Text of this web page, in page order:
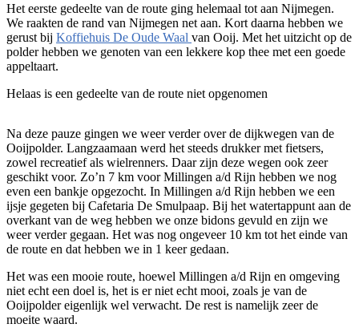
Het eerste gedeelte van de route ging helemaal tot aan Nijmegen.
We raakten de rand van Nijmegen net aan. Kort daarna hebben we
gerust bij Koffiehuis De Oude Waal van Ooij. Met het uitzicht op de
polder hebben we genoten van een lekkere kop thee met een goede
appeltaart.
Helaas is een gedeelte van de route niet opgenomen
Na deze pauze gingen we weer verder over de dijkwegen van de
Ooijpolder. Langzaamaan werd het steeds drukker met fietsers,
zowel recreatief als wielrenners. Daar zijn deze wegen ook zeer
geschikt voor. Zo’n 7 km voor Millingen a/d Rijn hebben we nog
even een bankje opgezocht. In Millingen a/d Rijn hebben we een
ijsje gegeten bij Cafetaria De Smulpaap. Bij het watertappunt aan de
overkant van de weg hebben we onze bidons gevuld en zijn we
weer verder gegaan. Het was nog ongeveer 10 km tot het einde van
de route en dat hebben we in 1 keer gedaan.
Het was een mooie route, hoewel Millingen a/d Rijn en omgeving
niet echt een doel is, het is er niet echt mooi, zoals je van de
Ooijpolder eigenlijk wel verwacht. De rest is namelijk zeer de
moeite waard.